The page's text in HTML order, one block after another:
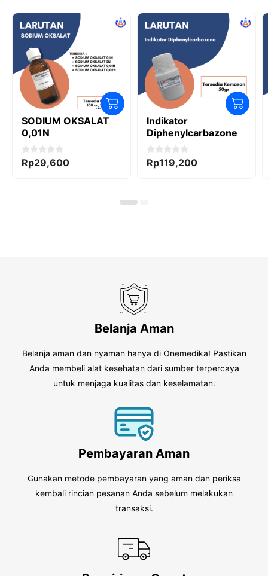
SODIUM OKSALAT
0,01N
0
o
Rp29,600
Indikator
Diphenylcarbazone
0
o
Rp119,200
Belanja Aman
Belanja aman dan nyaman hanya di Onemedika! Pastikan
Anda membeli alat kesehatan dari sumber terpercaya
untuk menjaga kualitas dan keselamatan.
Pembayaran Aman
Gunakan metode pembayaran yang aman dan periksa
kembali rincian pesanan Anda sebelum melakukan
transaksi.